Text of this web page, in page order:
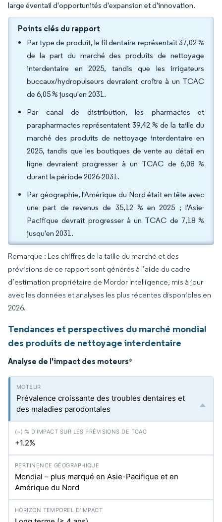
large éventail d'opportunités d'expansion et d'innovation.
Points clés du rapport
Par type de produit, le fil dentaire représentait 37,02 %
de la part du marché des produits de nettoyage
interdentaire en 2025, tandis que les irrigateurs
buccaux/hydropulseurs devraient croître à un TCAC
de 6,05 % jusqu'en 2031.
Par canal de distribution, les pharmacies et
parapharmacies représentaient 39,42 % de la taille du
marché des produits de nettoyage interdentaire en
2025, tandis que les boutiques de vente au détail en
ligne devraient progresser à un TCAC de 6,08 %
durant la période 2026-2031.
Par géographie, l'Amérique du Nord était en tête avec
une part de revenus de 35,12 % en 2025 ; l'Asie-
Pacifique devrait progresser à un TCAC de 7,18 %
jusqu'en 2031.
Remarque : Les chiffres de la taille du marché et des
prévisions de ce rapport sont générés à l’aide du cadre
d’estimation propriétaire de Mordor Intelligence, mis à jour
avec les données et analyses les plus récentes disponibles en
2026.
Tendances et perspectives du marché mondial
des produits de nettoyage interdentaire
Analyse de l'impact des moteurs*
Prévalence croissante des troubles dentaires et
des maladies parodontales
+1.2%
Mondial – plus marqué en Asie-Pacifique et en
Amérique du Nord